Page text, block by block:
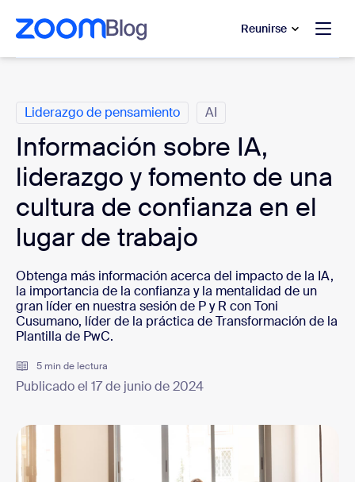
contenido principal
al chat de ayuda
Reunirse
Liderazgo de pensamiento AI
Información sobre IA,
liderazgo y fomento de una
cultura de confianza en el
lugar de trabajo
Obtenga más información acerca del impacto de la IA,
la importancia de la confianza y la mentalidad de un
gran líder en nuestra sesión de P y R conToni
Cusumano, líder de la práctica de Transformación de la
Plantilla de PwC.
5 min de lectura
Publicado el 17 de junio de 2024